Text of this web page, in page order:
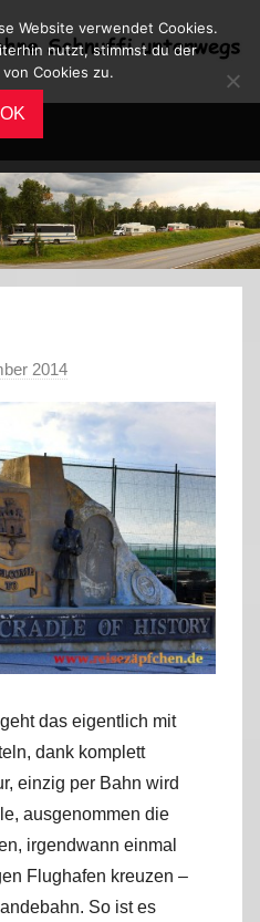
2014
M
a
r
k
u
s
das eigentlich mit
dank komplett
einzig per Bahn wird
ausgenommen die
irgendwann einmal
Flughafen kreuzen –
So ist es
Website verwendet Cookies.
nutzt, stimmst du der
Cookies zu.
OK